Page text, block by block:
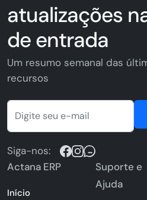
atualizações
de entrada
Um resumo semanal das
recursos
Siga-nos:
Actana ERP
Início
Suporte e
Ajuda